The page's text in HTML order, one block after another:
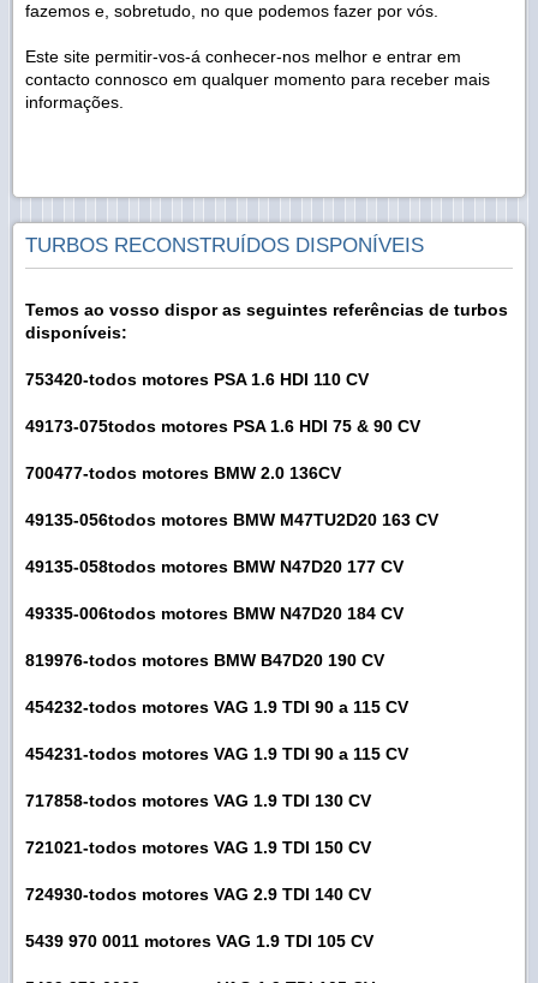
fazemos e, sobretudo, no que podemos fazer por vós.
Este site permitir-vos-á conhecer-nos melhor e entrar em
contacto connosco em qualquer momento para receber mais
informações.
TURBOS RECONSTRUÍDOS DISPONÍVEIS
Temos ao vosso dispor as seguintes referências de turbos
disponíveis:
753420-todos motores PSA 1.6 HDI 110 CV
49173-075todos motores PSA 1.6 HDI 75 & 90 CV
700477-todos motores BMW 2.0 136CV
49135-056todos motores BMW M47TU2D20 163 CV
49135-058todos motores BMW N47D20 177 CV
49335-006todos motores BMW N47D20 184 CV
819976-todos motores BMW B47D20 190 CV
454232-todos motores VAG 1.9 TDI 90 a 115 CV
454231-todos motores VAG 1.9 TDI 90 a 115 CV
717858-todos motores VAG 1.9 TDI 130 CV
721021-todos motores VAG 1.9 TDI 150 CV
724930-todos motores VAG 2.9 TDI 140 CV
5439 970 0011 motores VAG 1.9 TDI 105 CV